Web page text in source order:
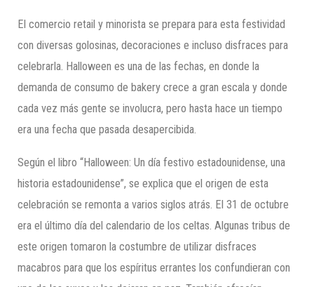
El comercio retail y minorista se prepara para esta festividad
con diversas golosinas, decoraciones e incluso disfraces para
celebrarla. Halloween es una de las fechas, en donde la
demanda de consumo de bakery crece a gran escala y donde
cada vez más gente se involucra, pero hasta hace un tiempo
era una fecha que pasada desapercibida.
Según el libro “Halloween: Un día festivo estadounidense, una
historia estadounidense”, se explica que el origen de esta
celebración se remonta a varios siglos atrás. El 31 de octubre
era el último día del calendario de los celtas. Algunas tribus de
este origen tomaron la costumbre de utilizar disfraces
macabros para que los espíritus errantes los confundieran con